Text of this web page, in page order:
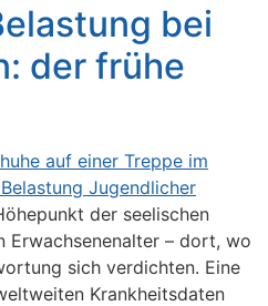
bei
der frühe
der seelischen
Erwachsenenalter – dort, wo
sich verdichten. Eine
Krankheitsdaten